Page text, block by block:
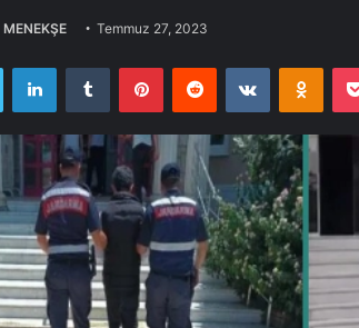
Temmuz 27, 2023
Twitter LinkedInTumblr PinterestReddit VKontakte